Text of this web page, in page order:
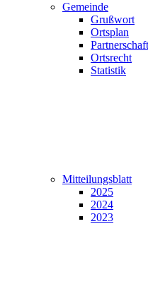
Gemeinde
Grußwort
Ortsplan
Partnerschaft
Ortsrecht
Statistik
Mitteilungsblatt
2025
2024
2023